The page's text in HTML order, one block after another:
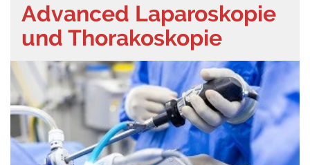
Advanced Laparoskopie
und Thorakoskopie